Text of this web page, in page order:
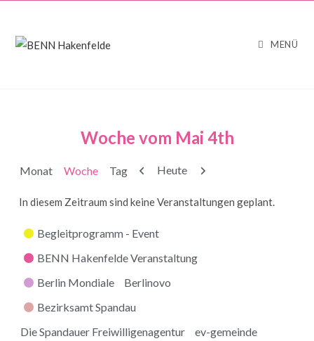
MENÜ
Woche vom Mai 4th
Monat Woche Tag Zurück
Heute Weiter
In diesem Zeitraum sind keine Veranstaltungen geplant.
Kategorien
Begleitprogramm - Event
BENN Hakenfelde Veranstaltung
Berlin Mondiale
Berlinovo
Bezirksamt Spandau
Die Spandauer Freiwilligenagentur
ev-gemeinde